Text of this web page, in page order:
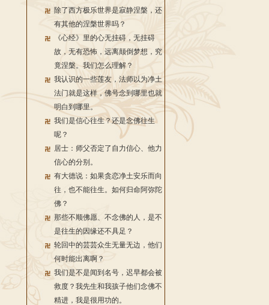
除了西方极乐世界是寂静涅槃，还
有其他的涅槃世界吗？
《心经》里的心无挂碍，无挂碍
故，无有恐怖，远离颠倒梦想，究
竟涅槃。我们怎么理解？
我认识的一些莲友，法师以为净土
法门就是这样，佛号念到哪里也就
明白到哪里。
我们是信心往生？还是念佛往生
呢？
居士：师父否定了自力信心、他力
信心的分别。
有大德说：如果贪恋净土安乐而向
往，也不能往生。如何归命阿弥陀
佛？
那些不顺佛愿、不念佛的人，是不
是往生的因缘还不具足？
轮回中的芸芸众生无量无边，他们
何时能出离啊？
我们是不是闻到名号，迟早都会被
救度？我先生和我孩子他们念佛不
精进，我是很用功的。